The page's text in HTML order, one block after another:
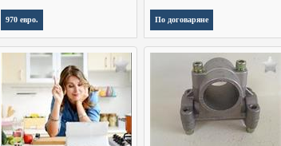
970 евро. По договаряне